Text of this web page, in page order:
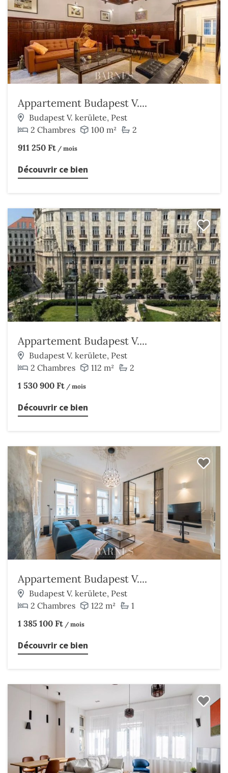
Appartement Budapest V....
Budapest V. kerülete, Pest
2 Chambres
100 m²
2
911 250 Ft / mois
Découvrir ce bien
Appartement Budapest V....
Budapest V. kerülete, Pest
2 Chambres
112 m²
2
1 530 900 Ft / mois
Découvrir ce bien
Appartement Budapest V....
Budapest V. kerülete, Pest
2 Chambres
122 m²
1
1 385 100 Ft / mois
Découvrir ce bien